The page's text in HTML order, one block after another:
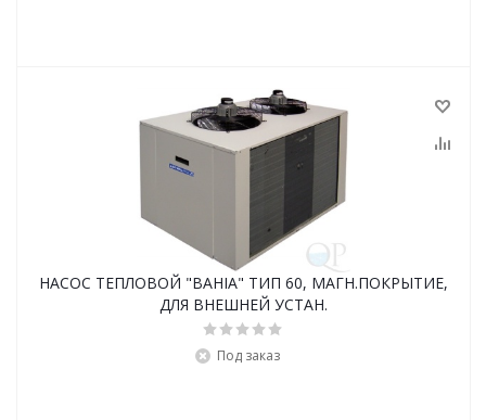
НАСОС ТЕПЛОВОЙ "BAHIA" ТИП 60, МАГН.ПОКРЫТИЕ,
ДЛЯ ВНЕШНЕЙ УСТАН.
Под заказ